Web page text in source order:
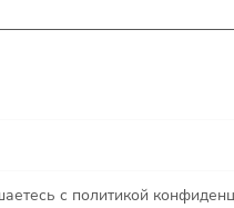
с политикой